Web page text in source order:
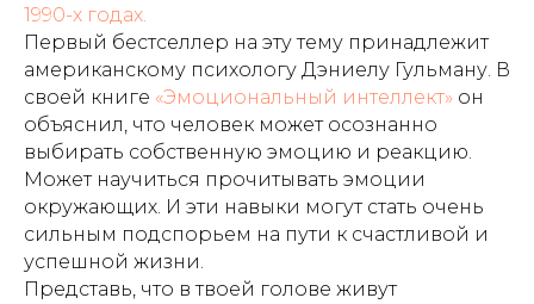
1990-х годах.
Первый бестселлер на эту тему принадлежит
американскому психологу Дэниелу Гульману. В
своей книге «Эмоциональный интеллект» он
объяснил, что человек может осознанно
выбирать собственную эмоцию и реакцию.
Может научиться прочитывать эмоции
окружающих. И эти навыки могут стать очень
сильным подспорьем на пути к счастливой и
успешной жизни.
Представь, что в твоей голове живут